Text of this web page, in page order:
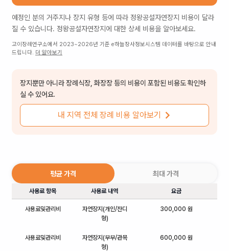
예정인 분의 거주지나 장지 유형 등에 따라 정왕공설자연장지 비용이 달라
질 수 있습니다. 정왕공설자연장지 에 대한 상세 비용을 알아보세요.
고이장례연구소에서 2023~2026년 기준 e하늘장사정보시스템 데이터를 바탕으로 안내
드립니다. 더 알아보기
장지뿐만 아니라 장례식장, 화장장 등의 비용이 포함된 비용도 확인하
실 수 있어요.
내 지역 전체 장례 비용 알아보기
평균 가격 최대 가격
사용료 항목 사용료 내역 요금
사용료및관리비
자연장지(개인/잔디
형)
300,000 원
사용료및관리비
자연장지(부부/관목
형)
600,000 원